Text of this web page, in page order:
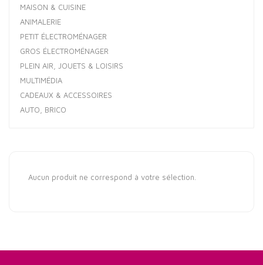
MAISON & CUISINE
ANIMALERIE
PETIT ÉLECTROMÉNAGER
GROS ÉLECTROMÉNAGER
PLEIN AIR, JOUETS & LOISIRS
MULTIMÉDIA
CADEAUX & ACCESSOIRES
AUTO, BRICO
Aucun produit ne correspond à votre sélection.